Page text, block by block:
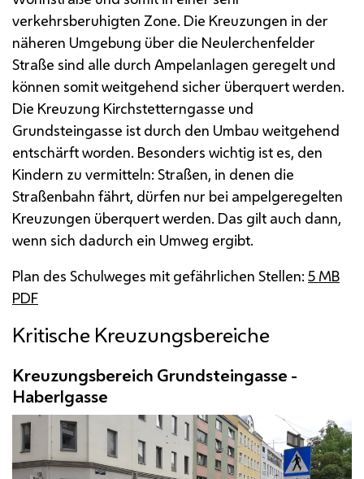
verkehrsberuhigten Zone. Die Kreuzungen in der
näheren Umgebung über die Neulerchenfelder
Straße sind alle durch Ampelanlagen geregelt und
können somit weitgehend sicher überquert werden.
Die Kreuzung Kirchstetterngasse und
Grundsteingasse ist durch den Umbau weitgehend
entschärft worden. Besonders wichtig ist es, den
Kindern zu vermitteln: Straßen, in denen die
Straßenbahn fährt, dürfen nur bei ampelgeregelten
Kreuzungen überquert werden. Das gilt auch dann,
wenn sich dadurch ein Umweg ergibt.
Plan des Schulweges mit gefährlichen Stellen: 5 MB
PDF
Kritische Kreuzungsbereiche
Kreuzungsbereich Grundsteingasse -
Haberlgasse